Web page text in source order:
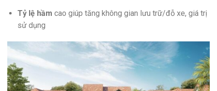
Tỷ lệ hầm cao giúp tăng không gian lưu trữ/đỗ xe, giá trị
sử dụng